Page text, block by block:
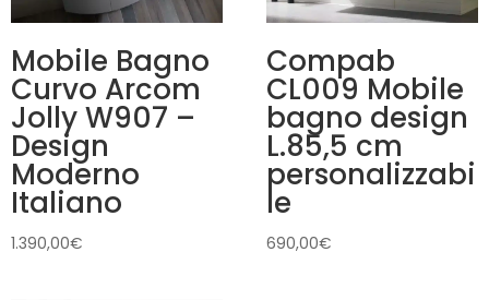
Mobile Bagno
Curvo Arcom
Jolly W907 –
Design
Moderno
Italiano
1.390,00€
Compab
CL009 Mobile
bagno design
L.85,5 cm
personalizzabi
le
690,00€